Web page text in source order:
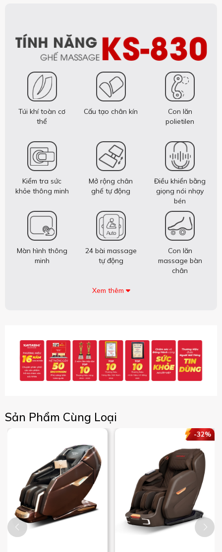
Túi khí toàn cơ
thể
Cấu tạo chân kín
Con lăn
polietilen
Kiểm tra sức
khỏe thông minh
Mở rộng chân
ghế tự động
Điều khiển bằng
giọng nói nhạy
bén
Màn hình thông
minh
24 bài massage
tự động
Con lăn
massage bàn
chân
Xem thêm
Sản Phẩm Cùng Loại
-32%